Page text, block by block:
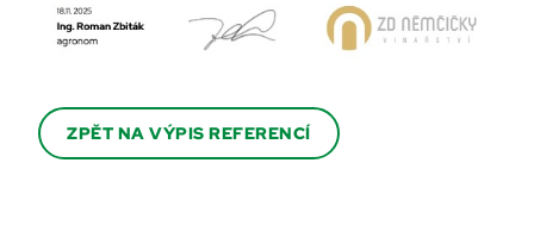
ZPĚT NA VÝPIS REFERENCÍ